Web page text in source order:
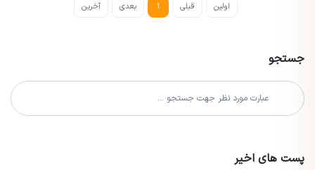
اولین قبلی 1 بعدی آخرین
جستجو
پست های اخیر